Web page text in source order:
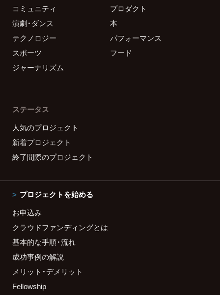
コミュニティ
プロダクト
演劇・ダンス
本
テクノロジー
パフォーマンス
スポーツ
フード
ジャーナリズム
ステータス
人気のプロジェクト
新着プロジェクト
終了間際のプロジェクト
プロジェクトを始める
お申込み
クラウドファンディングとは
基本的な手順・流れ
成功事例の解説
メリット・デメリット
Fellowship